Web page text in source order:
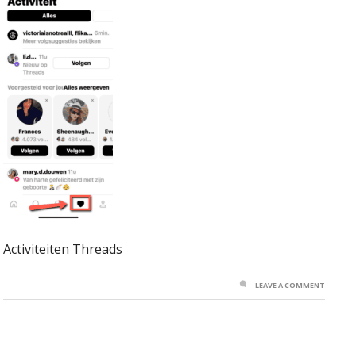
Activiteiten Threads
LEAVE A COMMENT